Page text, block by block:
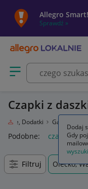
Allegro
Sprawdź »
Otwórz menu z
Czapki z
Dodatki Galanteria i
Podobne: czapka z
Filtruj Olecko,
Dodaj
Gdy